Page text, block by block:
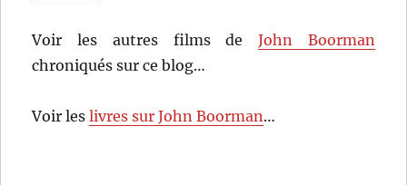
Voir les autres films de John Boorman
chroniqués sur ce blog…
Voir leslivres sur John Boorman…